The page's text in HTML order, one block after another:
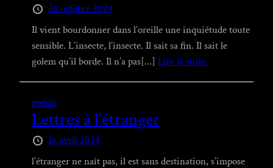
26 octobre 2024
Il vient bourdonner dans l’oreille une inquiétude toute
sensible. L’insecte, l’insecte. Il sait sa fin. Il sait le
golem qu’il borde. Il n’a pas[...] Lire la suite.
poésie
Lettres à l’étranger
16 avril 2024
l’étranger ne naît pas, il est sans destination, s’impose